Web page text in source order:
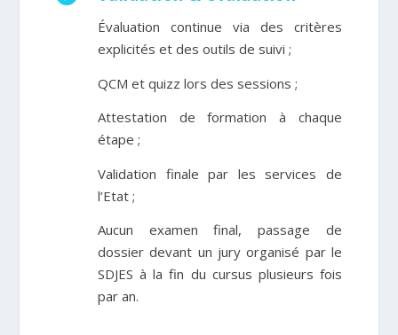
Évaluation continue via des critères
explicités et des outils de suivi ;
QCM et quizz lors des sessions ;
Attestation de formation à chaque
étape ;
Validation finale par les services de
l’Etat;
Aucun examen final, passage de
dossier devant un jury organisé par le
SDJES à la fin du cursus plusieurs fois
par an.